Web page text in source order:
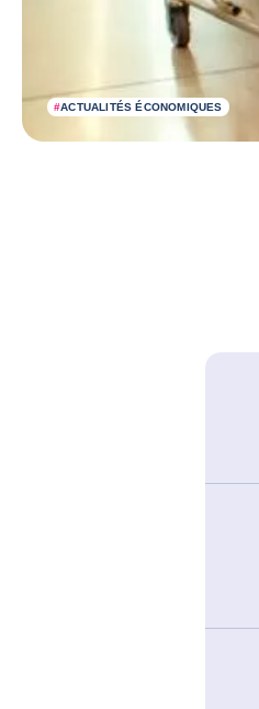
#ACTUALITÉS ÉCONOMIQUES